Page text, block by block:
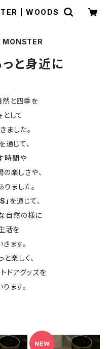
| WOODS
MONSTER
っと身近に
と四季を
して
ました。
通じて、
時間や
楽しさや、
ました。
」 を通じて、
自然の様に
活を
ます。
と楽しく、
ドアグッズを
ます。